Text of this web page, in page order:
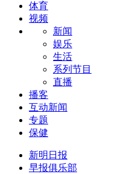
体育
视频
新闻
娱乐
生活
系列节目
直播
播客
互动新闻
专题
保健
新明日报
早报俱乐部